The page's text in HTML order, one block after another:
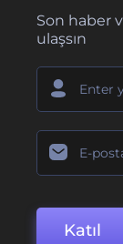
Son haber
ulaşsın
Katıl